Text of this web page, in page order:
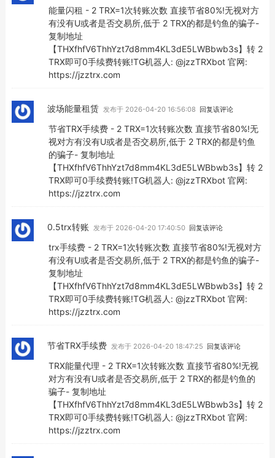
能量闪租 - 2 TRX=1次转账次数 直接节省80%!无视对方
有没有U或者是否交易所,低于 2 TRX的都是钓鱼的骗子-
复制地址
【THXfhfV6ThhYzt7d8mm4KL3dE5LWBbwb3s】转 2
TRX即可0手续费转账!TG机器人: @jzzTRXbot 官网:
https://jzztrx.com
波场能量租赁 发布于 2026-04-20 16:56:08 回复该评论
节省TRX手续费 - 2 TRX=1次转账次数 直接节省80%!无
视对方有没有U或者是否交易所,低于 2 TRX的都是钓鱼
的骗子- 复制地址
【THXfhfV6ThhYzt7d8mm4KL3dE5LWBbwb3s】转 2
TRX即可0手续费转账!TG机器人: @jzzTRXbot 官网:
https://jzztrx.com
0.5trx转账 发布于 2026-04-20 17:40:50 回复该评论
trx手续费 - 2 TRX=1次转账次数 直接节省80%!无视对方
有没有U或者是否交易所,低于 2 TRX的都是钓鱼的骗子-
复制地址
【THXfhfV6ThhYzt7d8mm4KL3dE5LWBbwb3s】转 2
TRX即可0手续费转账!TG机器人: @jzzTRXbot 官网:
https://jzztrx.com
节省TRX手续费 发布于 2026-04-20 18:47:25 回复该评论
TRX能量代理 - 2 TRX=1次转账次数 直接节省80%!无视
对方有没有U或者是否交易所,低于 2 TRX的都是钓鱼的
骗子- 复制地址
【THXfhfV6ThhYzt7d8mm4KL3dE5LWBbwb3s】转 2
TRX即可0手续费转账!TG机器人: @jzzTRXbot 官网:
https://jzztrx.com